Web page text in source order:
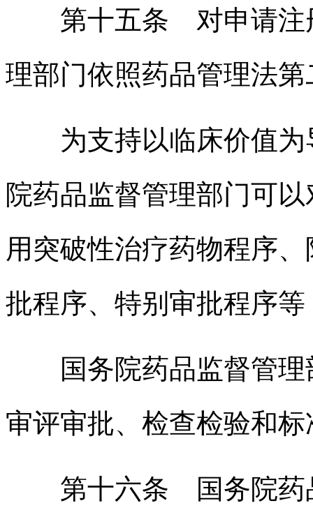
第十五条 对申请注册
理部门依照药品管理法
为支持以临床价值为
院药品监督管理部门可
用突破性治疗药物程序
批程序、特别审批程序
国务院药品监督管理
审评审批、检查检验和
第十六条 国务院药品